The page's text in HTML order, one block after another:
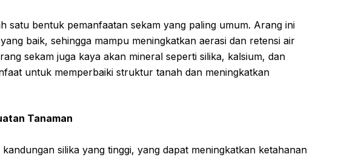
satu bentuk pemanfaatan sekam yang paling umum. Arang ini
baik, sehingga mampu meningkatkan aerasi dan retensi air
sekam juga kaya akan mineral seperti silika, kalsium, dan
untuk memperbaiki struktur tanah dan meningkatkan
Tanaman
silika yang tinggi, yang dapat meningkatkan ketahanan